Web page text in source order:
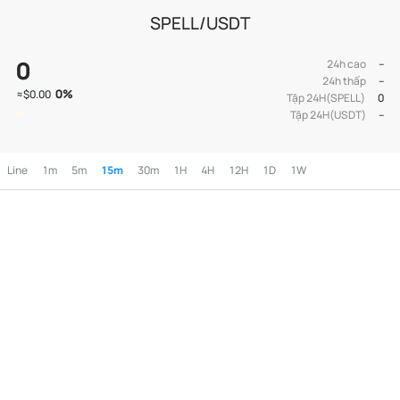
SPELL/USDT
0
≈$0.00 0%
24h cao
--
24h thấp
--
Tập 24H(SPELL)
0
Tập 24H(USDT)
--
Line 1m 5m 15m 30m 1H 4H 12H 1D 1W